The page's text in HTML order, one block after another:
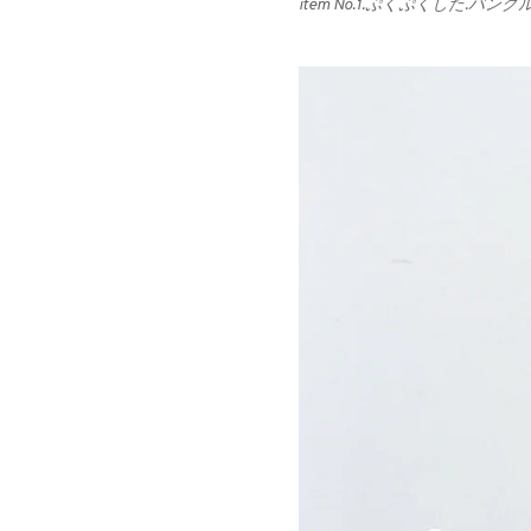
item No.1.ぷくぷくした.バング